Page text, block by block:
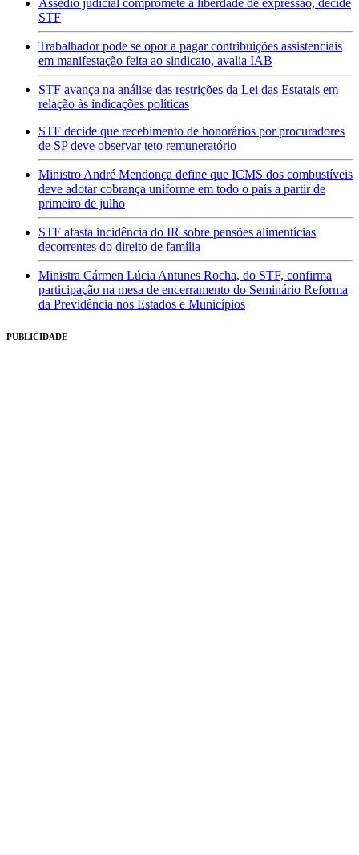
Assédio judicial compromete a liberdade de expressão, decide
STF
Trabalhador pode se opor a pagar contribuições assistenciais
em manifestação feita ao sindicato, avalia IAB
STF avança na análise das restrições da Lei das Estatais em
relação às indicações políticas
STF decide que recebimento de honorários por procuradores
de SP deve observar teto remuneratório
Ministro André Mendonça define que ICMS dos combustíveis
deve adotar cobrança uniforme em todo o país a partir de
primeiro de julho
STF afasta incidência do IR sobre pensões alimentícias
decorrentes do direito de família
Ministra Cármen Lúcia Antunes Rocha, do STF, confirma
participação na mesa de encerramento do Seminário Reforma
da Previdência nos Estados e Municípios
PUBLICIDADE